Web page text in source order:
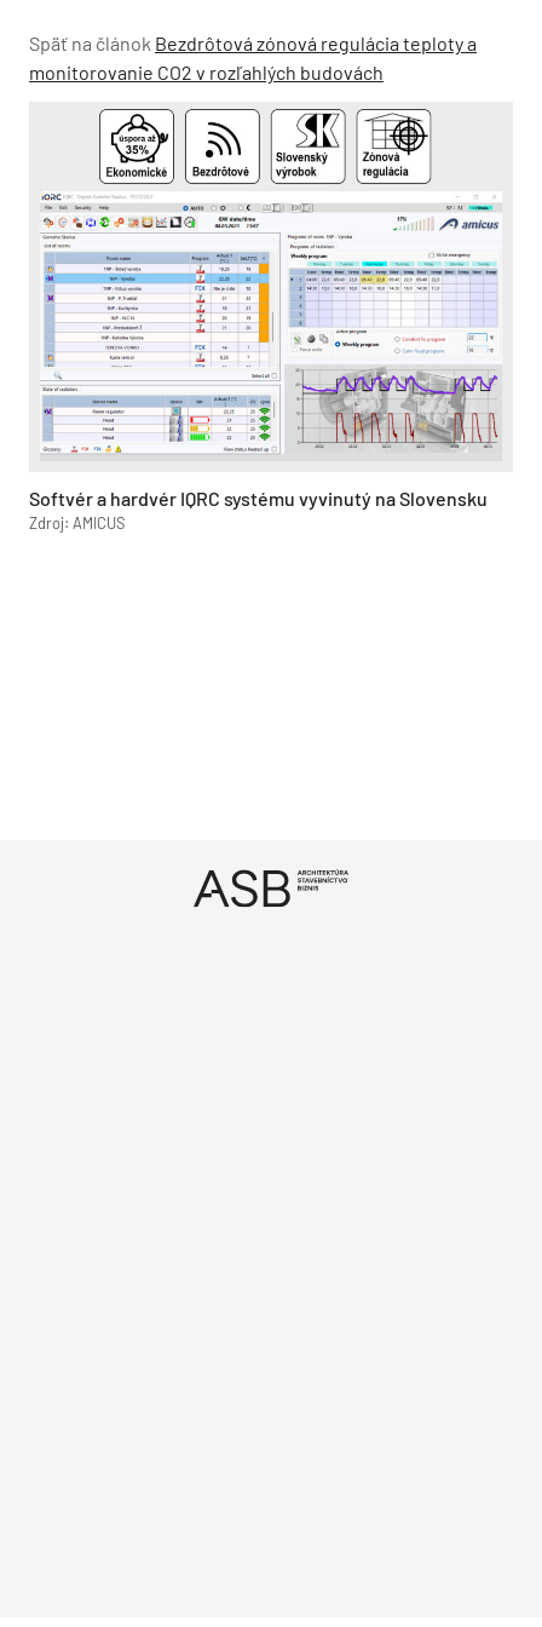
Späť na článok Bezdrôtová zónová regulácia teploty a
monitorovanie CO2 v rozľahlých budovách
Softvér a hardvér IQRC systému vyvinutý na Slovensku
Zdroj: AMICUS